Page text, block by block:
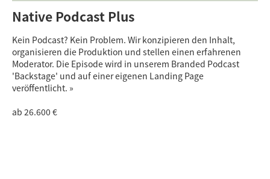
Native Podcast Plus
Kein Podcast? Kein Problem. Wir konzipieren den Inhalt,
organisieren die Produktion und stellen einen erfahrenen
Moderator. Die Episode wird in unserem Branded Podcast
'Backstage' und auf einer eigenen Landing Page
veröffentlicht. »
ab 26.600 €